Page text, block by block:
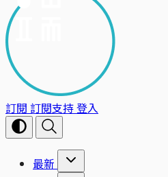
訂閱 訂閱支持登入
最新